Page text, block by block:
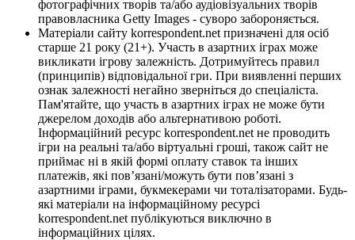
фотографічних творів та/або аудіовізуальних творів
правовласника Getty Images - суворо забороняється.
Матеріали сайту korrespondent.net призначені для осіб
старше 21 року (21+). Участь в азартних іграх може
викликати ігрову залежність. Дотримуйтесь правил
(принципів) відповідальної гри. При виявленні перших
ознак залежності негайно зверніться до спеціаліста.
Пам'ятайте, що участь в азартних іграх не може бути
джерелом доходів або альтернативою роботі.
Інформаційний ресурс korrespondent.net не проводить
ігри на реальні та/або віртуальні гроші, також сайт не
приймає ні в якій формі оплату ставок та інших
платежів, які пов’язані/можуть бути пов’язані з
азартними іграми, букмекерами чи тоталізаторами. Будь-
які матеріали на інформаційному ресурсі
korrespondent.net публікуються виключно в
інформаційних цілях.